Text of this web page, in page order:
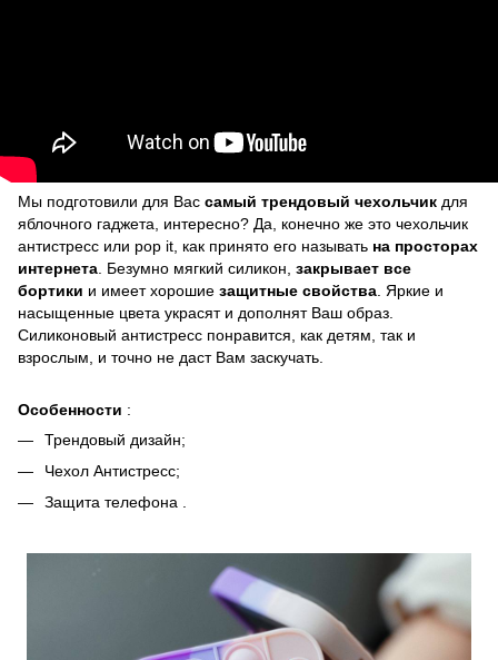
Мы подготовили для Вас самый трендовый чехольчик для
яблочного гаджета, интересно? Да, конечно же это чехольчик
антистресс или pop it, как принято его называть на просторах
интернета . Безумно мягкий силикон, закрывает все
бортики и имеет хорошие защитные свойства . Яркие и
насыщенные цвета украсят и дополнят Ваш образ.
Силиконовый антистресс понравится, как детям, так и
взрослым, и точно не даст Вам заскучать.
Особенности :
Трендовый дизайн;
Чехол Антистресс;
Защита телефона .